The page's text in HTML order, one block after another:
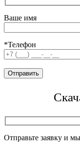
Ваше имя
*Телефон
Отправьте заявку и